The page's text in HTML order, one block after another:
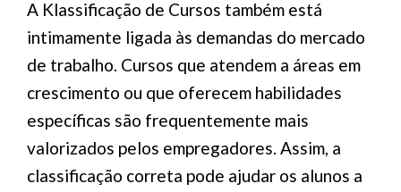
A Klassificação de Cursos também está
intimamente ligada às demandas do mercado
de trabalho. Cursos que atendem a áreas em
crescimento ou que oferecem habilidades
específicas são frequentemente mais
valorizados pelos empregadores. Assim, a
classificação correta pode ajudar os alunos a